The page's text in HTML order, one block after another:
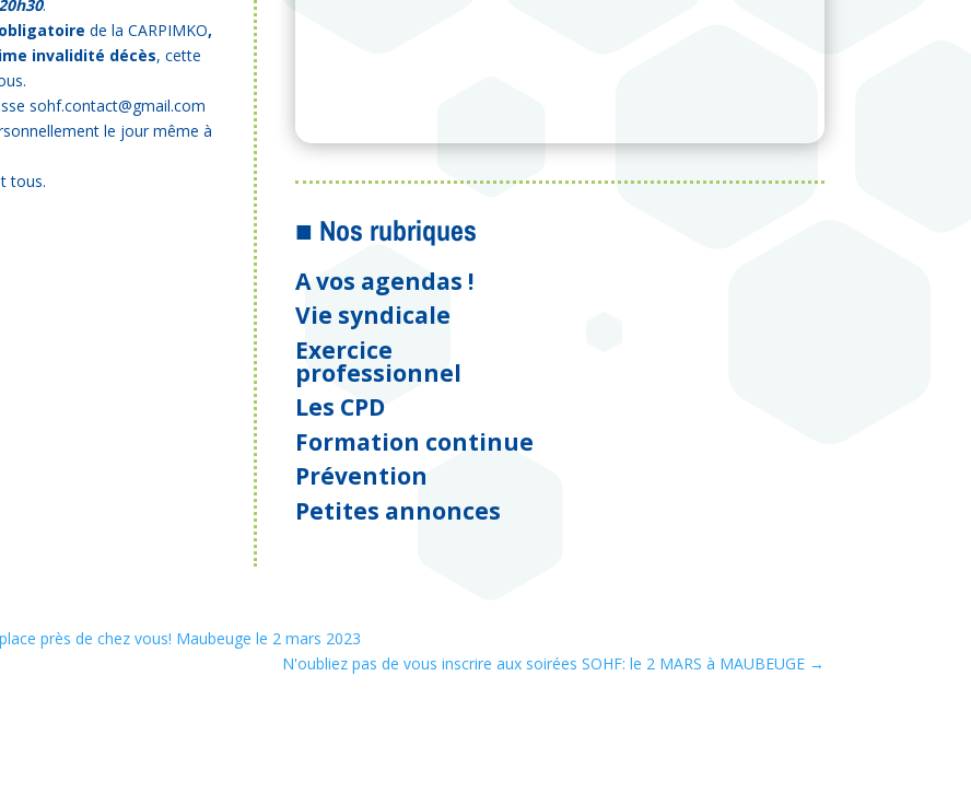
.
de la CARPIMKO,
invalidité décès, cette
sohf.contact@gmail.com
le jour même à
tous.
■ Nos rubriques
A vos agendas !
Vie syndicale
Exercice
professionnel
Les CPD
Formation continue
Prévention
Petites annonces
près de chez vous! Maubeuge le 2 mars 2023
N'oubliez pas de vous inscrire aux soirées SOHF: le 2 MARS à MAUBEUGE→